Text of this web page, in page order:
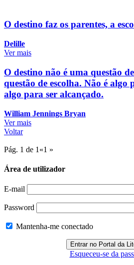
O destino faz os parentes, a
Delille
Ver mais
O destino não é uma questão
questão de escolha. Não é algo
algo para ser alcançado.
William Jennings Bryan
Ver mais
Voltar
Pág. 1 de 1 «1 »
Área de utilizador
E-mail
Password
Mantenha-me conectado
Esqueceu-se da